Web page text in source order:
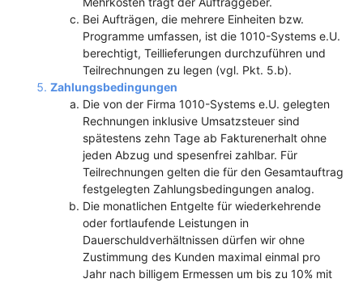
Bei Aufträgen, die mehrere Einheiten bzw.
Programme umfassen, ist die 1010-Systems e.U.
berechtigt, Teillieferungen durchzuführen und
Teilrechnungen zu legen (vgl. Pkt. 5.b).
Zahlungsbedingungen
Die von der Firma 1010-Systems e.U. gelegten
Rechnungen inklusive Umsatzsteuer sind
spätestens zehn Tage ab Fakturenerhalt ohne
jeden Abzug und spesenfrei zahlbar. Für
Teilrechnungen gelten die für den Gesamtauftrag
festgelegten Zahlungsbedingungen analog.
Die monatlichen Entgelte für wiederkehrende
oder fortlaufende Leistungen in
Dauerschuldverhältnissen dürfen wir ohne
Zustimmung des Kunden maximal einmal pro
Jahr nach billigem Ermessen um bis zu 10% mit